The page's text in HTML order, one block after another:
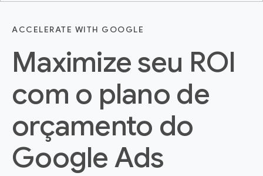
ACCELERATE WITH GOOGLE
Maximize seu ROI
com o plano de
orçamento do
Google Ads